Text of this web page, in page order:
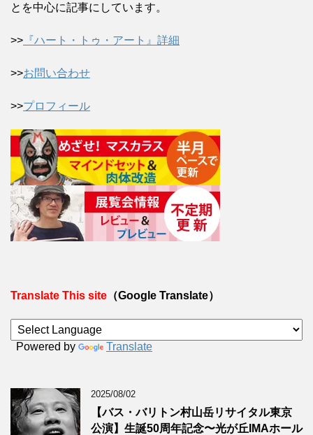
とを中心に記事にしています。
>> 『ハート・トゥ・アート』詳細
>>お問い合わせ
>>プロフィール
Translate This site （Google Translate）
Powered by Translate
2025/08/02
【バス・バリトン村山岳リサイタル東京
公演】生誕50周年記念〜光が丘IMAホール